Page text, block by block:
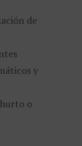
de
y
o